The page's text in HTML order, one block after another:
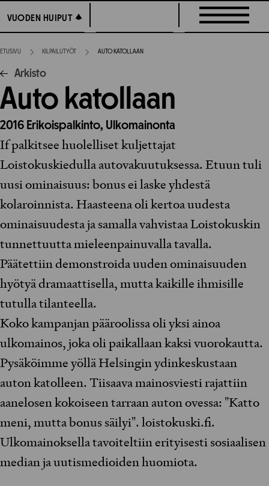
suoraan
sisältöön
VUODEN HUIPUT
VUODEN HUIPUT
ETUSIVU KILPAILUTYÖT AUTO KATOLLAAN
Arkisto
Auto katollaan
2016 Erikoispalkinto, Ulkomainonta
If palkitsee huolelliset kuljettajat
Loistokuskiedulla autovakuutuksessa. Etuun tuli
uusi ominaisuus: bonus ei laske yhdestä
kolaroinnista. Haasteena oli kertoa uudesta
ominaisuudesta ja samalla vahvistaa Loistokuskin
tunnettuutta mieleenpainuvalla tavalla.
Päätettiin demonstroida uuden ominaisuuden
hyötyä dramaattisella, mutta kaikille ihmisille
tutulla tilanteella.
Koko kampanjan pääroolissa oli yksi ainoa
ulkomainos, joka oli paikallaan kaksi vuorokautta.
Pysäköimme yöllä Helsingin ydinkeskustaan
auton katolleen. Tiisaava mainosviesti rajattiin
aanelosen kokoiseen tarraan auton ovessa: "Katto
meni, mutta bonus säilyi". loistokuski.fi.
Ulkomainoksella tavoiteltiin erityisesti sosiaalisen
median ja uutismedioiden huomiota.